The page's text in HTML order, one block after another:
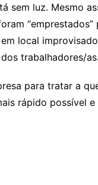
sem luz. Mesmo
local
trabalhadores/as.
para tratar a
rápido possível